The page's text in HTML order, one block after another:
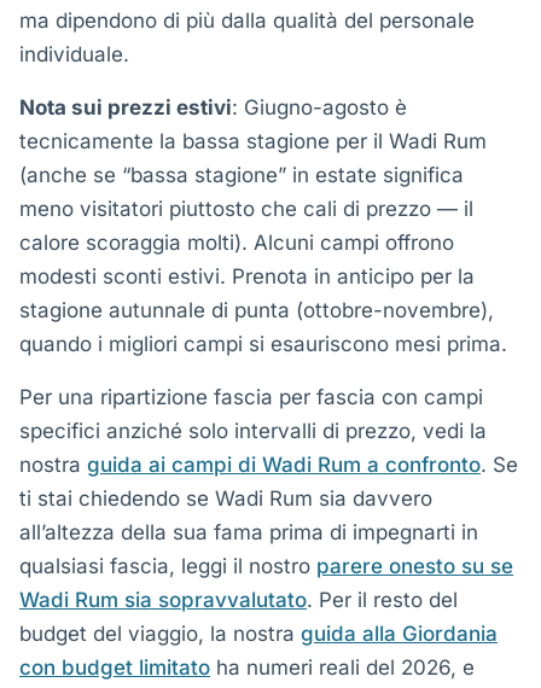
ma dipendono di più dalla qualità del personale
individuale.
Nota sui prezzi estivi: Giugno-agosto è
tecnicamente la bassa stagione per il Wadi Rum
(anche se “bassa stagione” in estate significa
meno visitatori piuttosto che cali di prezzo — il
calore scoraggia molti). Alcuni campi offrono
modesti sconti estivi. Prenota in anticipo per la
stagione autunnale di punta (ottobre-novembre),
quando i migliori campi si esauriscono mesi prima.
Per una ripartizione fascia per fascia con campi
specifici anziché solo intervalli di prezzo, vedi la
nostra guida ai campi di Wadi Rum a confronto. Se
ti stai chiedendo se Wadi Rum sia davvero
all’altezza della sua fama prima di impegnarti in
qualsiasi fascia, leggi il nostro parere onesto su se
Wadi Rum sia sopravvalutato. Per il resto del
budget del viaggio, la nostra guida alla Giordania
con budget limitato ha numeri reali del 2026, e